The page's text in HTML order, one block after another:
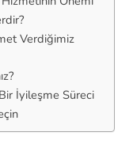
Verdiğimiz
İyileşme Süreci